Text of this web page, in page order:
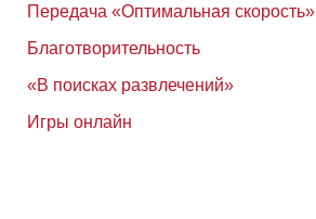
Передача «Оптимальная скорость»
Благотворительность
«В поисках развлечений»
Игры онлайн